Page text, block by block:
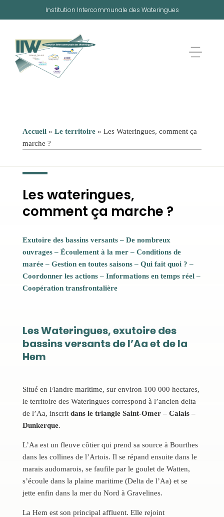
Institution Intercommunale des Wateringues
Accueil» Le territoire» Les Wateringues, comment ça
marche ?
Les wateringues,
comment ça marche ?
Exutoire des bassins versants– De nombreux
ouvrages– Écoulement à la mer– Conditions de
marée– Gestion en toutes saisons– Qui fait quoi ? –
Coordonner les actions– Informations en temps réel–
Coopération transfrontalière
Les Wateringues, exutoire des
bassins versants de l’Aa et de la
Hem
Situé en Flandre maritime, sur environ 100 000 hectares,
le territoire des Wateringues correspond à l’ancien delta
de l’Aa, inscrit dans le triangle Saint-Omer – Calais –
Dunkerque.
L’Aa est un fleuve côtier qui prend sa source à Bourthes
dans les collines de l’Artois. Il se répand ensuite dans le
marais audomarois, se faufile par le goulet de Watten,
s’écoule dans la plaine maritime (Delta de l’Aa) et se
jette enfin dans la mer du Nord à Gravelines.
La Hem est son principal affluent. Elle rejoint
Panneau de gestion des cookies